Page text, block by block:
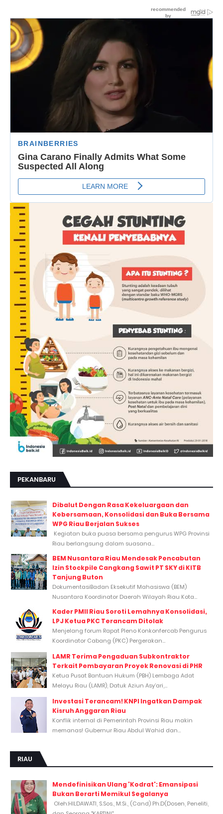
PEKANBARU
Dibalut Dengan Rasa Kekeluargaan dan
Kebersamaan, Konsolidasi dan Buka Bersama
WPG Riau Berjalan Sukses
Kegiatan buka puasa bersama pengurus WPG Provinsi
Riau berlangsung dalam suasana...
BEM Nusantara Riau Mendesak Pencabutan
Izin Stockpile Cangkang Sawit PT SKY di KITB
Tanjung Buton
DokumentasiBadan Eksekutif Mahasiswa (BEM)
Nusantara Koordinator Daerah Wilayah Riau Kota...
Kader PMII Riau Soroti Lemahnya Konsolidasi,
LPJ Ketua PKC Terancam Ditolak
Menjelang forum Rapat Pleno Konkonfercab Pengurus
Koordinator Cabang (PKC) Pergerakan...
LAMR Terima Pengaduan Subkontraktor
Terkait Pembayaran Proyek Renovasi di PHR
Ketua Pusat Bantuan Hukum (PBH) Lembaga Adat
Melayu Riau (LAMR), Datuk Aziun Asy’ari,...
Investasi Terancam! KNPI Ingatkan Dampak
Kisruh Anggaran Riau
Konflik internal di Pemerintah Provinsi Riau makin
memanas! Gubernur Riau Abdul Wahid dan...
RIAU
Mendefinisikan Ulang 'Kodrat': Emansipasi
Bukan Berarti Memikul Segalanya
Oleh:HILDAWATI, S.Sos., M.Si., (Cand) Ph.D(Dosen, Peneliti,